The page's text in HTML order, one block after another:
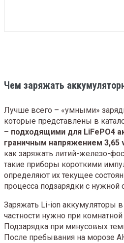
Чем заряжать
Лучше всего – «умными»
которые представлены в
– подходящими для LiFePO4
граничным напряжением 3,65
как заряжать литий-железо-
такие приборы короткими
определяют их текущее
процесса подзарядки с нужной
Заряжать Li-ion аккумуляторы
частности нужно при комнатной
Подзарядка при минусовых
После пребывания на морозе